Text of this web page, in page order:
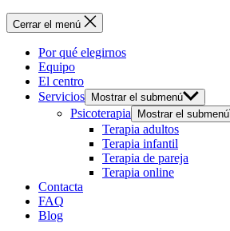
Cerrar el menú
Por qué elegirnos
Equipo
El centro
Servicios
Mostrar el submenú
Psicoterapia Mostrar el submenú
Terapia adultos
Terapia infantil
Terapia de pareja
Terapia online
Contacta
FAQ
Blog